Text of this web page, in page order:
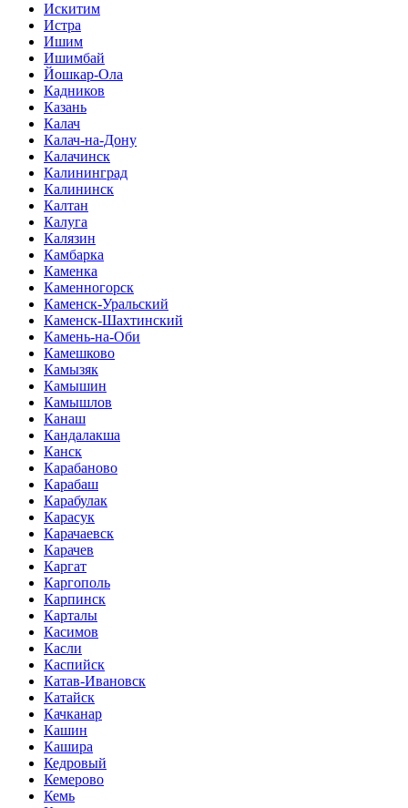
Искитим
Истра
Ишим
Ишимбай
Йошкар-Ола
Кадников
Казань
Калач
Калач-на-Дону
Калачинск
Калининград
Калининск
Калтан
Калуга
Калязин
Камбарка
Каменка
Каменногорск
Каменск-Уральский
Каменск-Шахтинский
Камень-на-Оби
Камешково
Камызяк
Камышин
Камышлов
Канаш
Кандалакша
Канск
Карабаново
Карабаш
Карабулак
Карасук
Карачаевск
Карачев
Каргат
Каргополь
Карпинск
Карталы
Касимов
Касли
Каспийск
Катав-Ивановск
Катайск
Качканар
Кашин
Кашира
Кедровый
Кемерово
Кемь